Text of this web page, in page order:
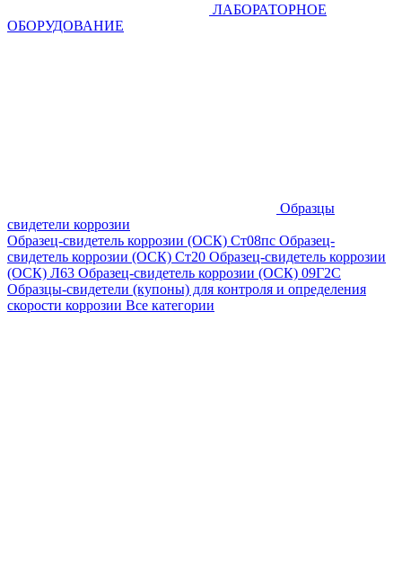
ЛАБОРАТОРНОЕ
ОБОРУДОВАНИЕ
Образцы
свидетели коррозии
Образец-свидетель коррозии (ОСК) Ст08пс Образец-
свидетель коррозии (ОСК) Ст20 Образец-свидетель коррозии
(ОСК) Л63 Образец-свидетель коррозии (ОСК) 09Г2С
Образцы-свидетели (купоны) для контроля и определения
скорости коррозии Все категории